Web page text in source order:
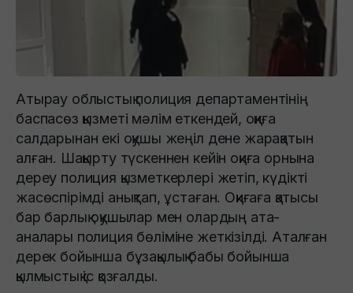
Атырау облыстық полиция департаментінің
баспасөз қызметі мәлім еткендей, оқиға
салдарынан екі оқушы жеңіл дене жарақатын
алған. Шақырту түскеннен кейін оқиға орнына
дереу полиция қызметкерлері жетіп, күдікті
жасөспірімді анықтап, ұстаған. Оқиғаға қатысы
бар барлық оқушылар мен олардың ата-
аналары полиция бөліміне жеткізілді. Аталған
дерек бойынша бұзақылық бабы бойынша
қылмыстық іс қозғалды.